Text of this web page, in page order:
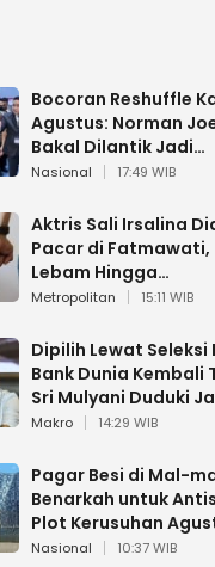
Bocoran Reshuffle
Agustus: Norman
Bakal Dilantik Jadi
Wamenhan RI
Nasional 17:49 WIB
Aktris Sali Irsalina
Pacar di Fatmawati,
Lebam Hingga
Diselamatkan
Metropolitan 15:11 WIB
Dipilih Lewat Seleksi
Bank Dunia Kembali
Sri Mulyani Duduki
Strategis
Makro 14:29 WIB
Pagar Besi di Mal-
Benarkah untuk
Plot Kerusuhan
Nasional 10:37 WIB